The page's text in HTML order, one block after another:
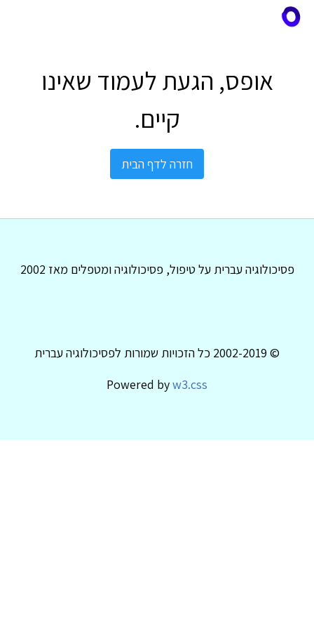
אופס, הגעת לעמוד שאינו
קיים.
חזרה לדף הבית
פסיכולוגיה עברית על טיפול, פסיכולוגיה ומטפלים מאז 2002
© 2002-2019 כל הזכויות שמורות לפסיכולוגיה עברית
Powered byw3.css